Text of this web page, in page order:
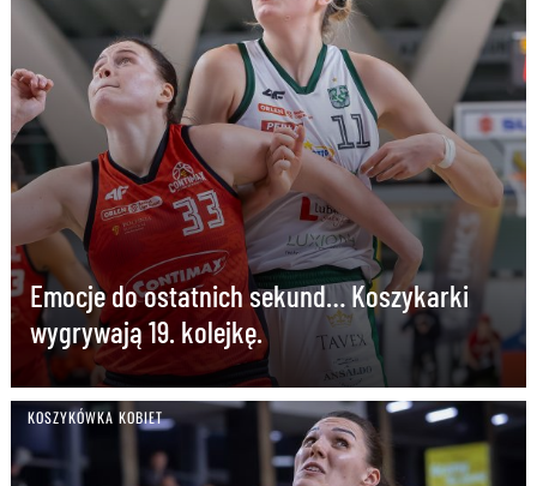
Emocje do ostatnich sekund… Koszykarki
wygrywają 19. kolejkę.
KOSZYKÓWKA KOBIET